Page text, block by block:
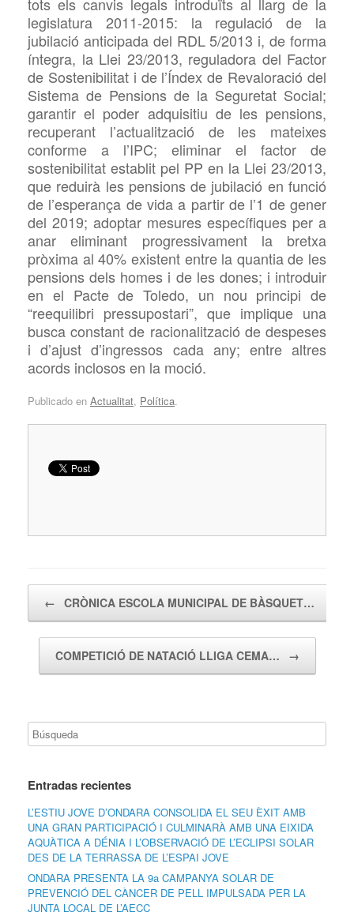
legislatura 2011-2015: la regulació de la
jubilació anticipada del RDL 5/2013 i, de forma
íntegra, la Llei 23/2013, reguladora del Factor
de Sostenibilitat i de l’Índex de Revaloració del
Sistema de Pensions de la Seguretat Social;
garantir el poder adquisitiu de les pensions,
recuperant l’actualització de les mateixes
conforme a l’IPC; eliminar el factor de
sostenibilitat establit pel PP en la Llei 23/2013,
que reduirà les pensions de jubilació en funció
de l’esperança de vida a partir de l’1 de gener
del 2019; adoptar mesures específiques per a
anar eliminant progressivament la bretxa
pròxima al 40% existent entre la quantia de les
pensions dels homes i de les dones; i introduir
en el Pacte de Toledo, un nou principi de
“reequilibri pressupostari”, que implique una
busca constant de racionalització de despeses
i d’ajust d’ingressos cada any; entre altres
acords inclosos en la moció.
Publicado en Actualitat, Política.
← CRÒNICA ESCOLA MUNICIPAL DE BÀSQUET…
COMPETICIÓ DE NATACIÓ LLIGA CEMA… →
Entradas recientes
L’ESTIU JOVE D’ONDARA CONSOLIDA EL SEU ÈXIT AMB
UNA GRAN PARTICIPACIÓ I CULMINARÀ AMB UNA EIXIDA
AQUÀTICA A DÉNIA I L’OBSERVACIÓ DE L’ECLIPSI SOLAR
DES DE LA TERRASSA DE L’ESPAI JOVE
ONDARA PRESENTA LA 9a CAMPANYA SOLAR DE
PREVENCIÓ DEL CÀNCER DE PELL IMPULSADA PER LA
JUNTA LOCAL DE L’AECC